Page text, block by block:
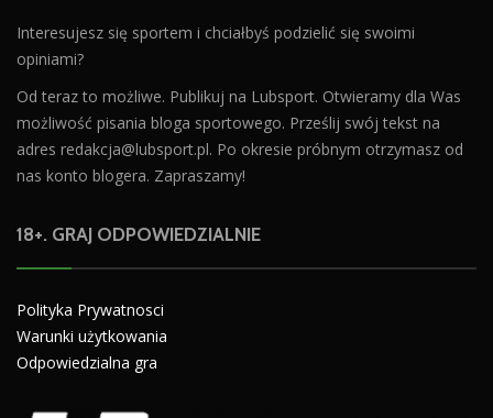
Interesujesz się sportem i chciałbyś podzielić się swoimi
opiniami?
Od teraz to możliwe. Publikuj na Lubsport. Otwieramy dla Was
możliwość pisania bloga sportowego. Prześlij swój tekst na
adres redakcja@lubsport.pl. Po okresie próbnym otrzymasz od
nas konto blogera. Zapraszamy!
18+. GRAJ ODPOWIEDZIALNIE
Polityka Prywatnosci
Warunki użytkowania
Odpowiedzialna gra